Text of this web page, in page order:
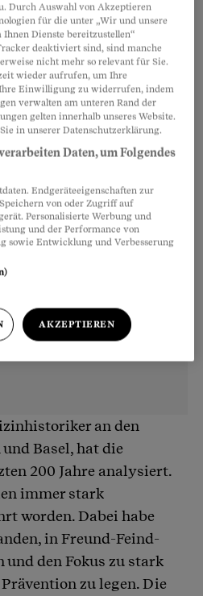
Mitte Juli
vom Bundesamt für
Niveau. Im Schnitt
wegen Covid-19
starben. Ob sich
direkt auf die
Todesfallraten
noch unklar, so Mathys.
an den
Basel, hat die
200 Jahre analysiert.
immer stark
worden. Dabei habe
in Freund-Feind-
und den Fokus zu stark
zu legen. Die
Durch Auswahl von Akzeptieren
für die unter „Wir und unsere
Dienste bereitzustellen“
deaktiviert sind, sind manche
nicht mehr so relevant für Sie.
wieder aufrufen, um Ihre
Einwilligung zu widerrufen, indem
verwalten am unteren Rand der
gelten innerhalb unseres Website.
in unserer Datenschutzerklärung.
Daten, um Folgendes
Endgeräteeigenschaften zur
von oder Zugriff auf
Personalisierte Werbung und
und der Performance von
sowie Entwicklung und Verbesserung
AKZEPTIEREN